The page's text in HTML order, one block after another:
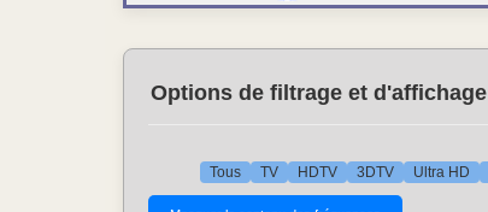
Options de filtrage et d'affichage
Tous TV HDTV 3DTV Ultra HD